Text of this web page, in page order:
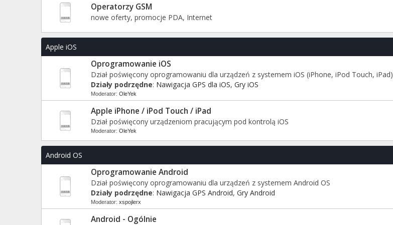
Operatorzy GSM
nowe oferty, promocje PDA, Internet
Apple iOS
Oprogramowanie iOS
Dział poświęcony oprogramowaniu dla urządzeń z systemem iOS (iPhone, iPod Touch, iPad)
Działy podrzędne: Nawigacja GPS dla iOS,Gry iOS
Moderator:OleYek
Apple iPhone / iPod Touch / iPad
Dział poświęcony urządzeniom pracującym pod kontrolą iOS
Moderator:OleYek
Android OS
Oprogramowanie Android
Dział poświęcony oprogramowaniu dla urządzeń z systemem Android OS
Działy podrzędne: Nawigacja GPS Android,Gry Android
Moderator:xspojlerx
Android - Ogólnie